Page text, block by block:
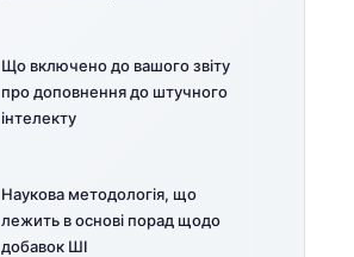
Що включено до вашого звіту
про доповнення до штучного
інтелекту
Наукова методологія, що
лежить в основі порад щодо
добавок ШІ